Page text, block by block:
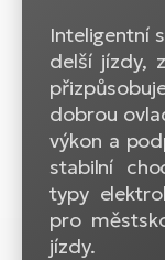
Inteligentní
delší jízdy,
dobrou
výkon a
stabilní
typy
pro
jízdy.